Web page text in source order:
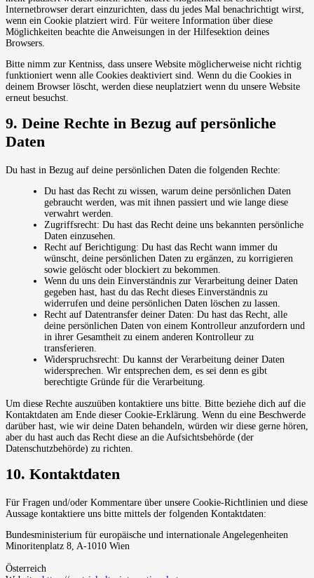
Internetbrowser derart einzurichten, dass du jedes Mal benachrichtigt wirst,
wenn ein Cookie platziert wird. Für weitere Information über diese
Möglichkeiten beachte die Anweisungen in der Hilfesektion deines
Browsers.
Bitte nimm zur Kentniss, dass unsere Website möglicherweise nicht richtig
funktioniert wenn alle Cookies deaktiviert sind. Wenn du die Cookies in
deinem Browser löscht, werden diese neuplatziert wenn du unsere Website
erneut besuchst.
9. Deine Rechte in Bezug auf persönliche
Daten
Du hast in Bezug auf deine persönlichen Daten die folgenden Rechte:
Du hast das Recht zu wissen, warum deine persönlichen Daten
gebraucht werden, was mit ihnen passiert und wie lange diese
verwahrt werden.
Zugriffsrecht: Du hast das Recht deine uns bekannten persönliche
Daten einzusehen.
Recht auf Berichtigung: Du hast das Recht wann immer du
wünscht, deine persönlichen Daten zu ergänzen, zu korrigieren
sowie gelöscht oder blockiert zu bekommen.
Wenn du uns dein Einverständnis zur Verarbeitung deiner Daten
gegeben hast, hast du das Recht dieses Einverständnis zu
widerrufen und deine persönlichen Daten löschen zu lassen.
Recht auf Datentransfer deiner Daten: Du hast das Recht, alle
deine persönlichen Daten von einem Kontrolleur anzufordern und
in ihrer Gesamtheit zu einem anderen Kontrolleur zu
transferieren.
Widerspruchsrecht: Du kannst der Verarbeitung deiner Daten
widersprechen. Wir entsprechen dem, es sei denn es gibt
berechtigte Gründe für die Verarbeitung.
Um diese Rechte auszuüben kontaktiere uns bitte. Bitte beziehe dich auf die
Kontaktdaten am Ende dieser Cookie-Erklärung. Wenn du eine Beschwerde
darüber hast, wie wir deine Daten behandeln, würden wir diese gerne hören,
aber du hast auch das Recht diese an die Aufsichtsbehörde (der
Datenschutzbehörde) zu richten.
10. Kontaktdaten
Für Fragen und/oder Kommentare über unsere Cookie-Richtlinien und diese
Aussage kontaktiere uns bitte mittels der folgenden Kontaktdaten:
Bundesministerium für europäische und internationale Angelegenheiten
Minoritenplatz 8, A-1010 Wien
Österreich